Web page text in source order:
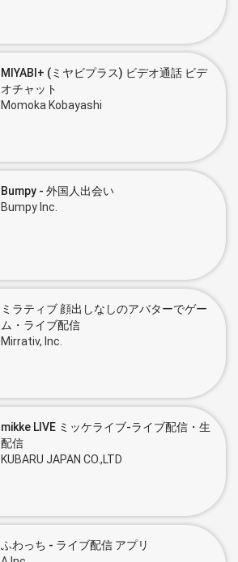
MIYABI+ (ミヤビプラス) ビデオ通話 ビデ
オチャット
Momoka Kobayashi
Bumpy - 外国人出会い
Bumpy Inc.
ミラティブ 顔出しなしのアバターでゲー
ム・ライブ配信
Mirrativ, Inc.
mikke LIVE ミッケライブ-ライブ配信・生
配信
KUBARU JAPAN CO.,LTD
ふわっち - ライブ配信 アプリ